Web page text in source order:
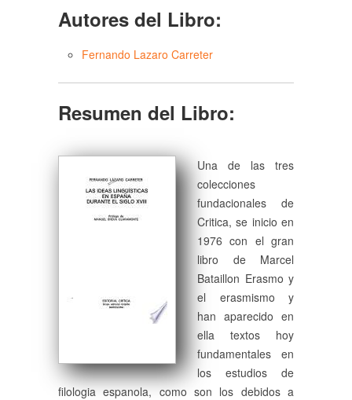
Autores del Libro:
Fernando Lazaro Carreter
Resumen del Libro:
Una de las tres
colecciones
fundacionales de
Critica, se inicio en
1976 con el gran
libro de Marcel
Bataillon Erasmo y
el erasmismo y
han aparecido en
ella textos hoy
fundamentales en
los estudios de
filologia espanola, como son los debidos a